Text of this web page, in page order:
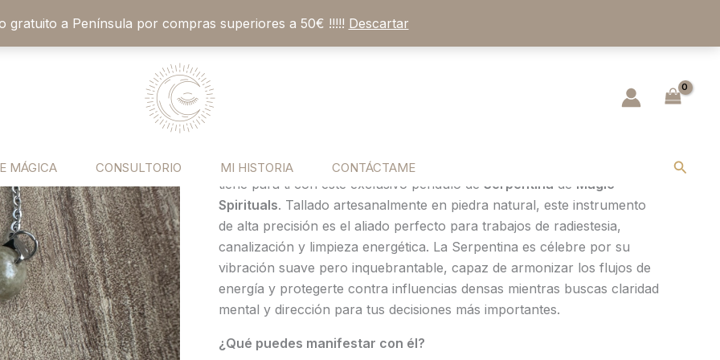
gratuito a Península por compras superiores a 50€ !!!!! Descartar
MÁGICA CONSULTORIO MI HISTORIA CONTÁCTAME Buscar
conectar con tus guías.»Desvela las respuestas que el plano invisible
tiene para ti con este exclusivo péndulo de Serpentina de Magic
Spirituals. Tallado artesanalmente en piedra natural, este instrumento
de alta precisión es el aliado perfecto para trabajos de radiestesia,
canalización y limpieza energética. La Serpentina es célebre por su
vibración suave pero inquebrantable, capaz de armonizar los flujos de
energía y protegerte contra influencias densas mientras buscas claridad
mental y dirección para tus decisiones más importantes.
¿Qué puedes manifestar con él?
de
Sagradas
&
Radiestesia
cantidad